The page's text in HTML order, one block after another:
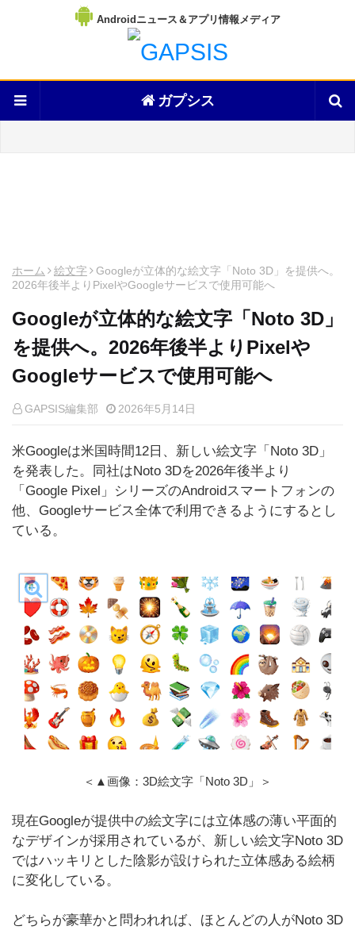
Androidニュース＆アプリ情報メディア
ガプシス
ホーム 絵文字
Googleが立体的な絵文字「Noto 3D」を提供へ。
2026年後半よりPixelやGoogleサービスで使用可能へ
Googleが立体的な絵文字「Noto 3D」
を提供へ。2026年後半よりPixelや
Googleサービスで使用可能へ
GAPSIS編集部 2026年5月14日
米Googleは米国時間12日、新しい絵文字「Noto 3D」
を発表した。同社はNoto 3Dを2026年後半より
「Google Pixel」シリーズのAndroidスマートフォンの
他、Googleサービス全体で利用できるようにするとし
ている。
＜▲画像：3D絵文字「Noto 3D」＞
現在Googleが提供中の絵文字には立体感の薄い平面的
なデザインが採用されているが、新しい絵文字Noto 3D
ではハッキリとした陰影が設けられた立体感ある絵柄
に変化している。
どちらが豪華かと問われれば、ほとんどの人がNoto 3D